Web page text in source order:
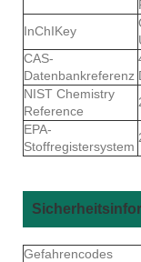
InChIKey
CAS-
Datenbankreferenz
NIST Chemistry
Reference
EPA-
Stoffregistersystem
Gefahrencodes